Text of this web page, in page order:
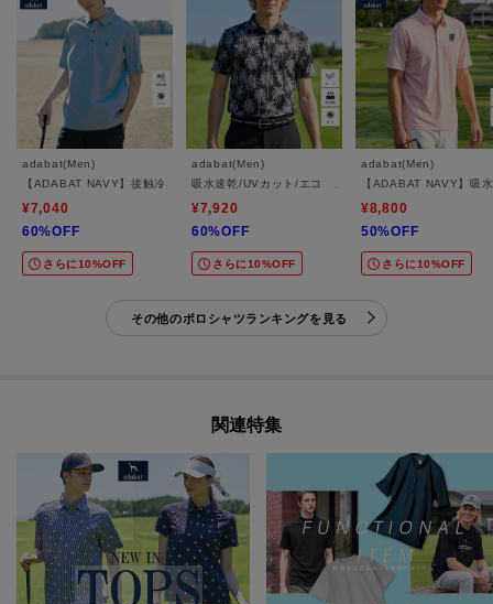
adabat(Men)
【ADABAT NAVY】接触冷感/抗菌防臭/UVカット クールデオドラントジャージ 半袖ポ
¥7,040
60%OFF
さらに10%OFF
adabat(Men)
吸水速乾/UVカット/エコ メッシュヤシプリント半袖ポ
¥7,920
60%OFF
さらに10%OFF
adabat(Men)
【ADABAT NAVY】吸
¥8,800
50%OFF
さらに10%OFF
その他のポロシャツランキングを見る
関連特集